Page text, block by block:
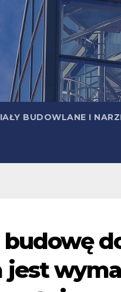
BUDOWLANE I
budowę